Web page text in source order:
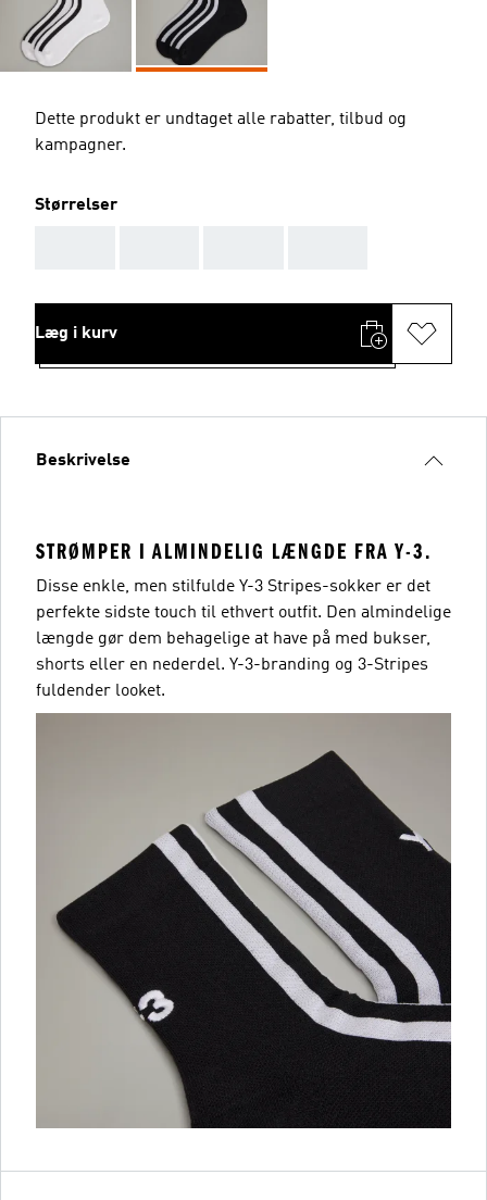
Dette produkt er undtaget alle rabatter, tilbud og
kampagner.
Størrelser
Læg i kurv
Beskrivelse
STRØMPER I ALMINDELIG LÆNGDE FRA Y-3.
Disse enkle, men stilfulde Y-3 Stripes-sokker er det
perfekte sidste touch til ethvert outfit. Den almindelige
længde gør dem behagelige at have på med bukser,
shorts eller en nederdel. Y-3-branding og 3-Stripes
fuldender looket.